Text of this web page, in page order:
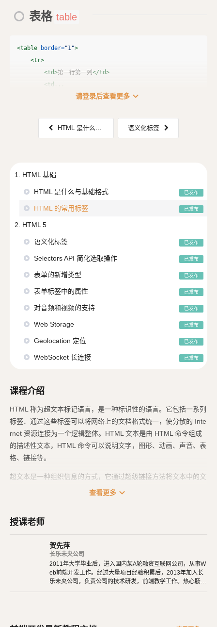
表格 table
<table border="1">
<tr>
<td>第一行第一列 </td>
<td...
请登录后查看更多 expand_more
HTML 是什么与基础格式 语义化标签
1. HTML 基础
HTML 是什么与基础格式 已发布
HTML 的常用标签 已发布
2. HTML 5
语义化标签 已发布
Selectors API 简化选取操作 已发布
表单的新增类型 已发布
表单标签中的属性 已发布
对音频和视频的支持 已发布
Web Storage 已发布
Geolocation 定位 已发布
WebSocket 长连接 已发布
课程介绍
HTML 称为超文本标记语言，是一种标识性的语言。它包括一系列
标签．通过这些标签可以将网络上的文档格式统一，使分散的 Inte
rnet 资源连接为一个逻辑整体。HTML 文本是由 HTML 命令组成
的描述性文本，HTML 命令可以说明文字，图形、动画、声音、表
格、链接等。
超文本是一种组织信息的方式，它通过超级链接方法将文本中的文
字、图表与其他信息媒体相关联。这些相互关联的信息媒体可能在
随机方式进行连接，为人们查找，检索信息提供方便。
查看更多 expand_more
授课老师
贺先萍
长乐未央公司
2011年大学毕业后，进入国内某A轮融资互联网公司，从事W
eb前端开发工作。经过大量项目经验积累后，2013年加入长
乐未央公司，负责公司的技术研发，前端教学工作。热心肠，